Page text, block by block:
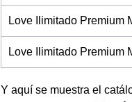
Love Ilimitado Premium
Love Ilimitado Premium
Y aquí se muestra el